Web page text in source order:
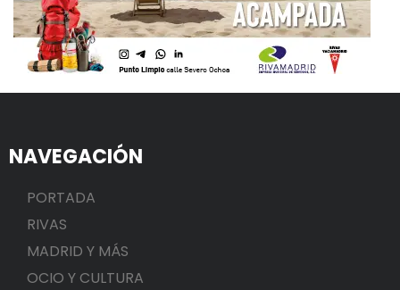
NAVEGACIÓN
PORTADA
RIVAS
MADRID Y MÁS
OCIO Y CULTURA